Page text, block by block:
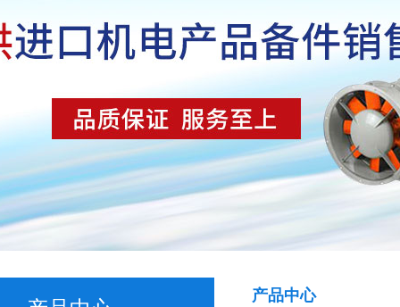
产品中心